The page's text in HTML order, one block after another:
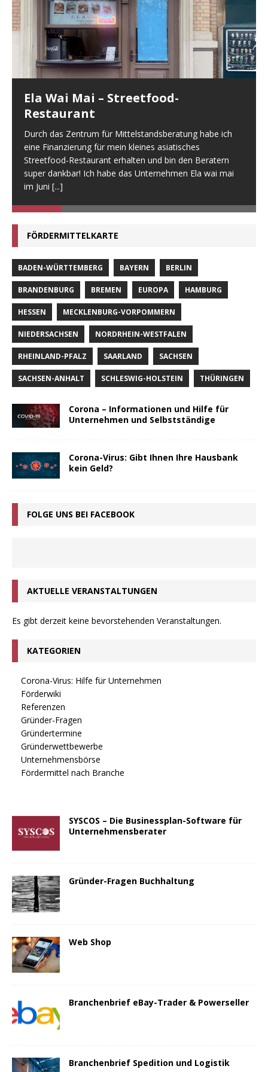
Ela Wai Mai – Streetfood-
Restaurant
Durch das Zentrum für Mittelstandsberatung habe ich
eine Finanzierung für mein kleines asiatisches
Streetfood-Restaurant erhalten und bin den Beratern
super dankbar! Ich habe das Unternehmen Ela wai mai
im Juni [...]
FÖRDERMITTELKARTE
BADEN-WÜRTTEMBERG BAYERN BERLIN
BRANDENBURG BREMEN EUROPA HAMBURG
HESSEN MECKLENBURG-VORPOMMERN
NIEDERSACHSEN NORDRHEIN-WESTFALEN
RHEINLAND-PFALZ SAARLAND SACHSEN
SACHSEN-ANHALT SCHLESWIG-HOLSTEIN THÜRINGEN
Corona – Informationen und Hilfe für
Unternehmen und Selbstständige
Corona-Virus: Gibt Ihnen Ihre Hausbank
kein Geld?
FOLGE UNS BEI FACEBOOK
AKTUELLE VERANSTALTUNGEN
Es gibt derzeit keine bevorstehenden Veranstaltungen.
KATEGORIEN
Corona-Virus: Hilfe für Unternehmen
Förderwiki
Referenzen
Gründer-Fragen
Gründertermine
Gründerwettbewerbe
Unternehmensbörse
Fördermittel nach Branche
SYSCOS – Die Businessplan-Software für
Unternehmensberater
Gründer-Fragen Buchhaltung
Web Shop
Branchenbrief eBay-Trader & Powerseller
Branchenbrief Spedition und Logistik